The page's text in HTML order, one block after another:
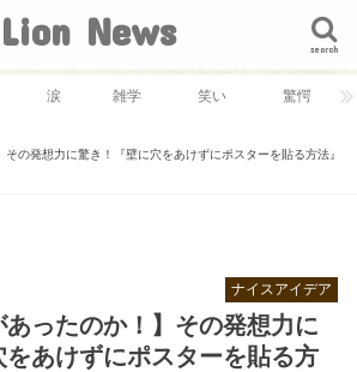
Lion News search
涙 雑学 笑い 驚愕
の発想力に驚き！『壁に穴をあけずにポスターを貼る方法』
ナイスアイデア
あったのか！】その発想力に
あけずにポスターを貼る方